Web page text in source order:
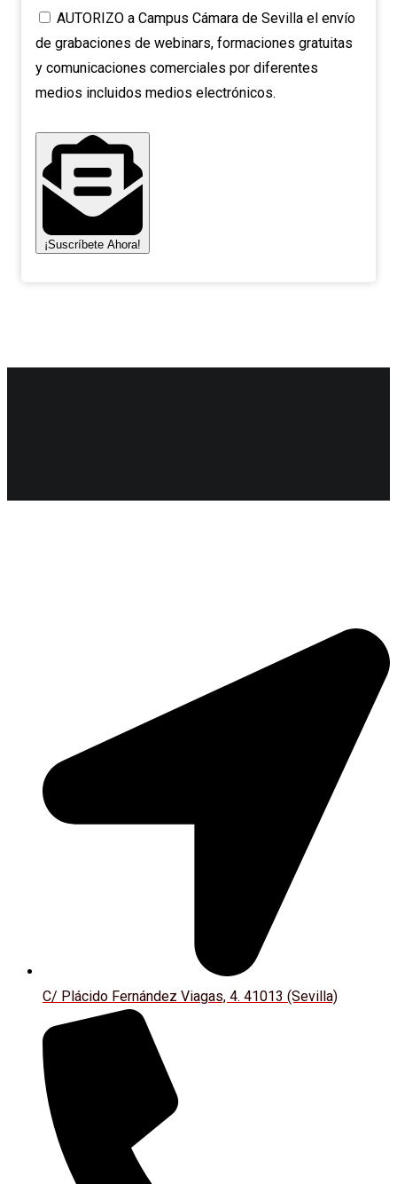
AUTORIZO a Campus Cámara de Sevilla el envío
de grabaciones de webinars, formaciones gratuitas
y comunicaciones comerciales por diferentes
medios incluidos medios electrónicos.
¡Suscríbete Ahora!
C/ Plácido Fernández Viagas, 4. 41013 (Sevilla)